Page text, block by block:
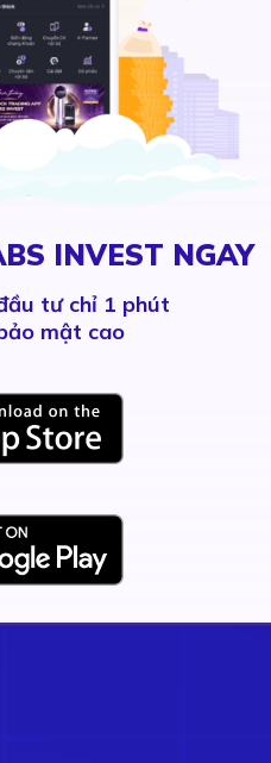
INVEST NGAY
tư chỉ 1 phút
mật cao